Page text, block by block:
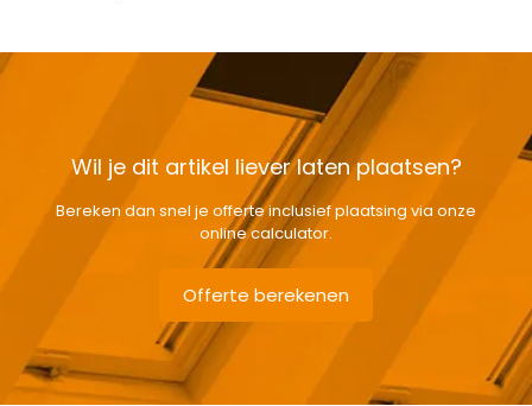
Wil je dit artikel liever laten plaatsen?
Bereken dan snel je offerte inclusief plaatsing via onze
online calculator.
Offerte berekenen